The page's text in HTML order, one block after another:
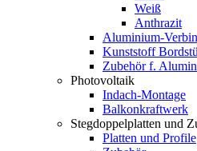
Weiß
Anthrazit
Aluminium-
Kunststoff
Zubehör f.
Photovoltaik
Indach-Montage
Balkonkraftwerk
Stegdoppelplatten und
Platten und Profile